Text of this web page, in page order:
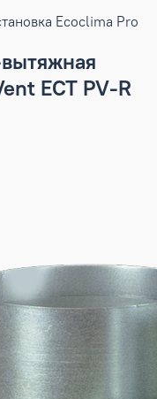
Ecoclima Pro
ECT PV-R